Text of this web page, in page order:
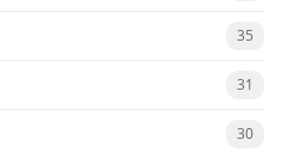
35
31
30